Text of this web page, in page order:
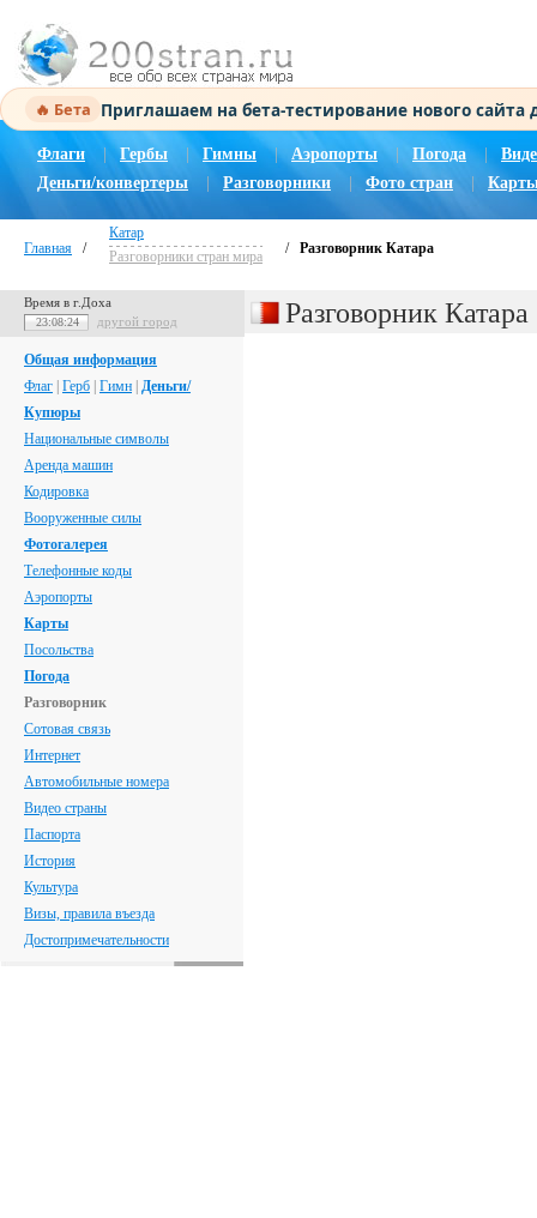
🔥 Бета Приглашаем на бета-тестирование нового
Флаги Гербы Гимны | Аэропорты Погода |
Деньги/конвертеры
Разговорники Фото стран
Главная /
Катар
Разговорники стран мира
/ Разговорник Катара
Время в г.Доха
23:08:24 другой город
Общая информация
Флаг Герб Гимн Деньги/
Купюры
Национальные символы
Аренда машин
Кодировка
Вооруженные силы
Фотогалерея
Телефонные коды
Аэропорты
Карты
Посольства
Погода
Разговорник
Сотовая связь
Интернет
Автомобильные номера
Видео страны
Паспорта
История
Культура
Визы, правила въезда
Достопримечательности
Разговорник Катара